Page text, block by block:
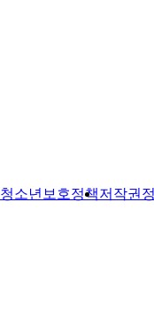
청소년보호정책저작권